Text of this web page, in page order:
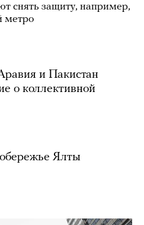
снять защиту, например,
метро
и Пакистан
о коллективной
Ялты